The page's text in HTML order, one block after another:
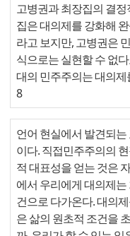
고병권과 최장집의 결정
집은 대의제를 강화해
라고 보지만, 고병권은
식으로는 실현할 수 없
대의 민주주의는 대의
8
언어 현실에서 발견되
이다. 직접민주주의의
적 대표성을 얻는 것은
에서 우리에게 대의제
건으로 다가온다. 대의
은 삶의 원초적 조건을